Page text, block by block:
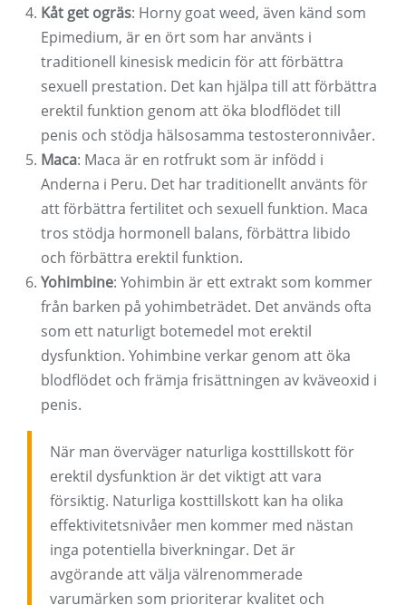
Kåt get ogräs: Horny goat weed, även känd som
Epimedium, är en ört som har använts i
traditionell kinesisk medicin för att förbättra
sexuell prestation. Det kan hjälpa till att förbättra
erektil funktion genom att öka blodflödet till
penis och stödja hälsosamma testosteronnivåer.
Maca: Maca är en rotfrukt som är infödd i
Anderna i Peru. Det har traditionellt använts för
att förbättra fertilitet och sexuell funktion. Maca
tros stödja hormonell balans, förbättra libido
och förbättra erektil funktion.
Yohimbine: Yohimbin är ett extrakt som kommer
från barken på yohimbeträdet. Det används ofta
som ett naturligt botemedel mot erektil
dysfunktion. Yohimbine verkar genom att öka
blodflödet och främja frisättningen av kväveoxid i
penis.
När man överväger naturliga kosttillskott för
erektil dysfunktion är det viktigt att vara
försiktig. Naturliga kosttillskott kan ha olika
effektivitetsnivåer men kommer med nästan
inga potentiella biverkningar. Det är
avgörande att välja välrenommerade
varumärken som prioriterar kvalitet och